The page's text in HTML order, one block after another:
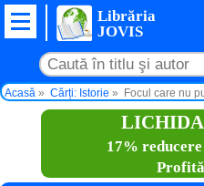
Librăria
JOVIS
Acasă Cărți: Istorie Focul care nu
17%